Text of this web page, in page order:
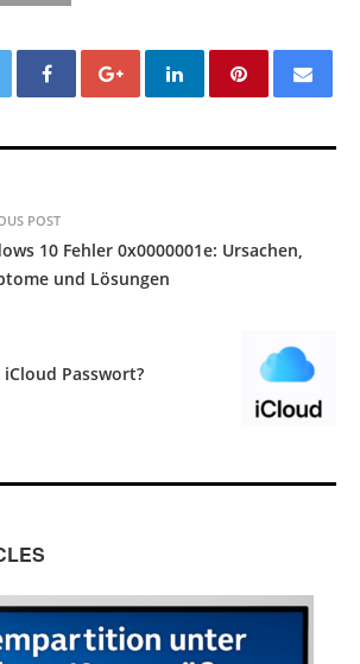
POST
10 Fehler 0x0000001e: Ursachen,
und Lösungen
Passwort?